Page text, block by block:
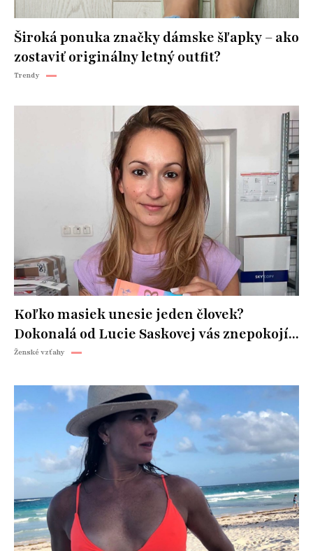
Široká ponuka značky dámske šľapky – ako
zostaviť originálny letný outfit?
Trendy
Koľko masiek unesie jeden človek?
Dokonalá od Lucie Saskovej vás znepokojí...
Ženské vzťahy